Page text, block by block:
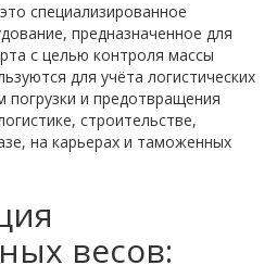
специализированное
предназначенное для
с целью контроля массы
для учёта логистических
и предотвращения
строительстве,
на карьерах и таможенных
весов: